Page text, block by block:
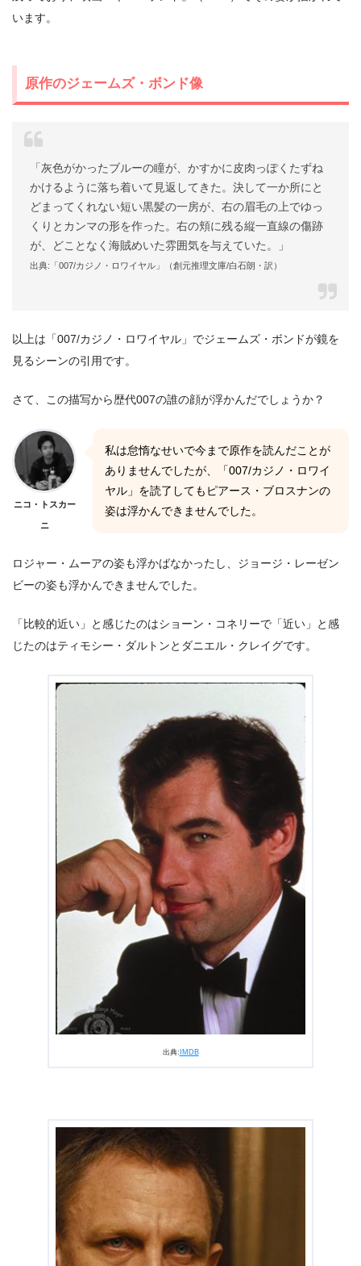
います。
原作のジェームズ・ボンド像
「灰色がかったブルーの瞳が、かすかに皮肉っぽくたずね
かけるように落ち着いて見返してきた。決して一か所にと
どまってくれない短い黒髪の一房が、右の眉毛の上でゆっ
くりとカンマの形を作った。右の頬に残る縦一直線の傷跡
が、どことなく海賊めいた雰囲気を与えていた。」
出典:「007/カジノ・ロワイヤル」（創元推理文庫/白石朗・訳）
以上は「007/カジノ・ロワイヤル」でジェームズ・ボンドが鏡を
見るシーンの引用です。
さて、この描写から歴代007の誰の顔が浮かんだでしょうか？
ニコ・トスカー
ニ
私は怠惰なせいで今まで原作を読んだことが
ありませんでしたが、「007/カジノ・ロワイ
ヤル」を読了してもピアース・ブロスナンの
姿は浮かんできませんでした。
ロジャー・ムーアの姿も浮かばなかったし、ジョージ・レーゼン
ビーの姿も浮かんできませんでした。
「比較的近い」と感じたのはショーン・コネリーで「近い」と感
じたのはティモシー・ダルトンとダニエル・クレイグです。
出典: IMDB